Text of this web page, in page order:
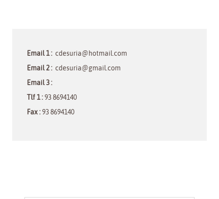
Email 1 : cdesuria@hotmail.com
Email 2 : cdesuria@gmail.com
Email 3 :
Tlf 1 :93 8694140
Fax :93 8694140